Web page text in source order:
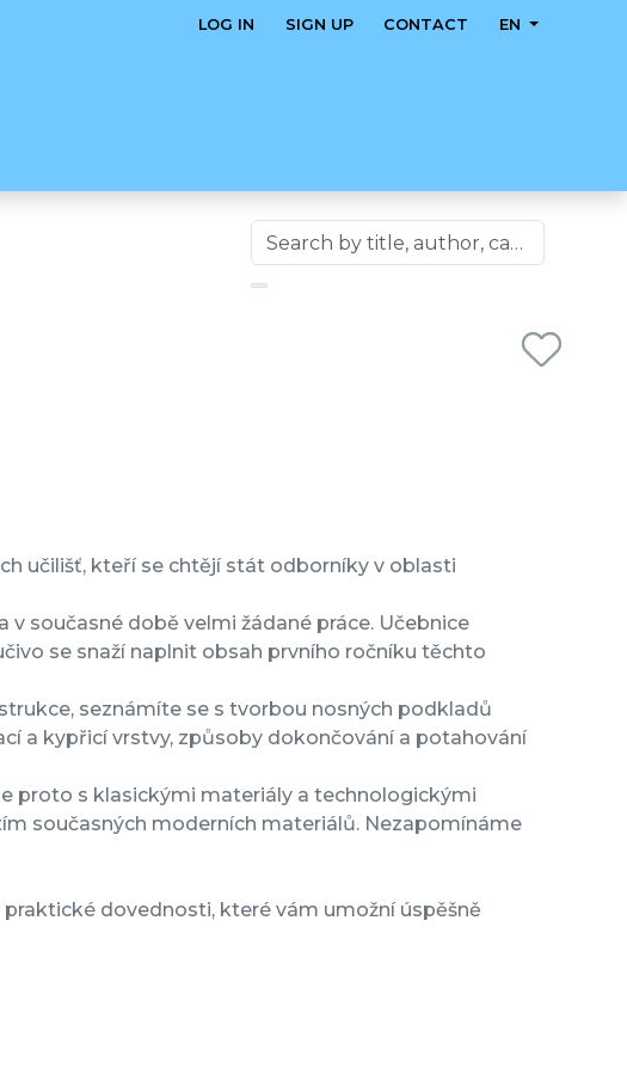
LOG IN SIGN UP CONTACT EN
učilišť, kteří se chtějí stát odborníky v oblasti
současné době velmi žádané práce. Učebnice
se snaží naplnit obsah prvního ročníku těchto
seznámíte se s tvorbou nosných podkladů
a kypřicí vrstvy, způsoby dokončování a potahování
proto s klasickými materiály a technologickými
současných moderních materiálů. Nezapomínáme
dovednosti, které vám umožní úspěšně